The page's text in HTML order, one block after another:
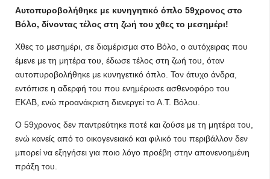
Aυτοπυροβολήθηκε με κυνηγητικό όπλο 59χρονος στο
Βόλο, δίνοντας τέλος στη ζωή του χθες το μεσημέρι!
Χθες το μεσημέρι, σε διαμέρισμα στο Βόλο, ο αυτόχειρας που
έμενε με τη μητέρα του, έδωσε τέλος στη ζωή του, όταν
αυτοπυροβολήθηκε με κυνηγετικό όπλο. Τον άτυχο άνδρα,
εντόπισε η αδερφή του που ενημέρωσε ασθενοφόρο του
ΕΚΑΒ, ενώ προανάκριση διενεργεί το Α.Τ. Βόλου.
Ο 59χρονος δεν παντρεύτηκε ποτέ και ζούσε με τη μητέρα του,
ενώ κανείς από το οικογενειακό και φιλικό του περιβάλλον δεν
μπορεί να εξηγήσει για ποιο λόγο προέβη στην απονενοημένη
πράξη του.